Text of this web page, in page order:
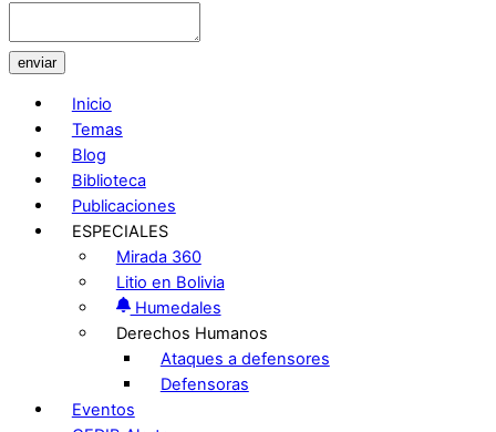
enviar
Inicio
Temas
Blog
Biblioteca
Publicaciones
ESPECIALES
Mirada 360
Litio en Bolivia
Humedales
Derechos Humanos
Ataques a defensores
Defensoras
Eventos